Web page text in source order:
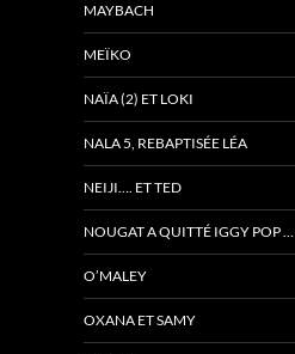
MAYBACH
MEÏKO
NAÏA (2) ET LOKI
NALA 5, REBAPTISÉE LÉA
NEIJI…. ET TED
NOUGAT A QUITTÉ IGGY POP …
O’MALEY
OXANA ET SAMY